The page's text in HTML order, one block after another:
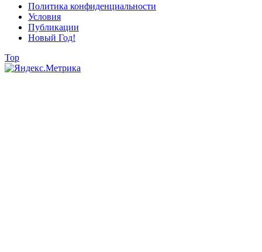
Политика конфиденциальности
Условия
Публикации
Новый Год!
Top